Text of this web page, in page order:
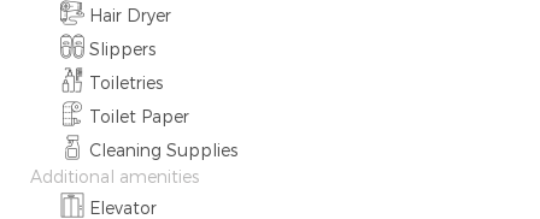
Hair Dryer
Slippers
Toiletries
Toilet Paper
Cleaning Supplies
Additional amenities
Elevator